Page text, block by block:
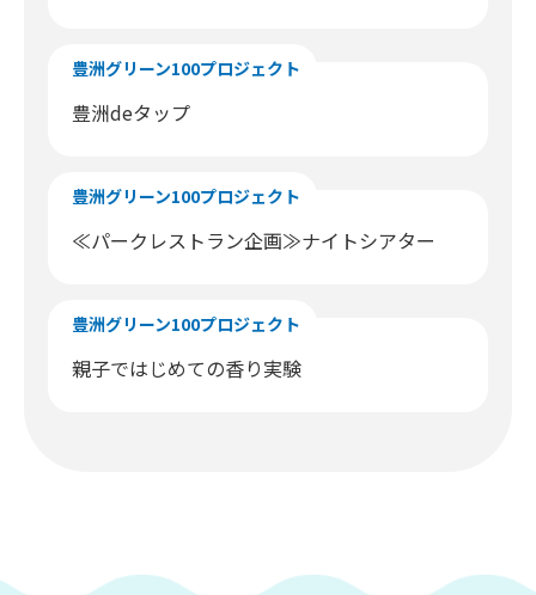
豊洲グリーン100プロジェクト
豊洲deタップ
豊洲グリーン100プロジェクト
≪パークレストラン企画≫ナイトシアター
豊洲グリーン100プロジェクト
親子ではじめての香り実験